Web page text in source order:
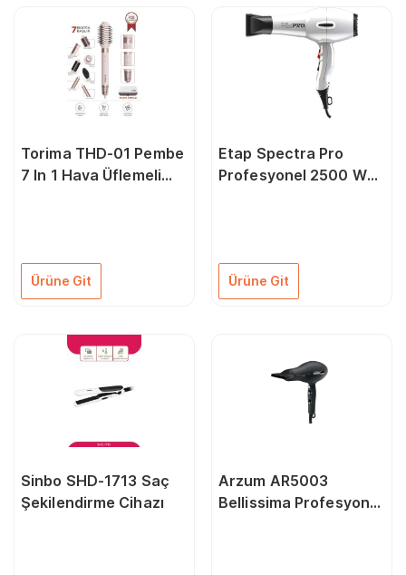
Torima THD-01 Pembe
7 In 1 Hava Üflemeli
Ürüne Git
Etap Spectra Pro
Profesyonel 2500 W
Ürüne Git
Sinbo SHD-1713 Saç
Şekilendirme Cihazı
Arzum AR5003
Bellissima Profesyonel